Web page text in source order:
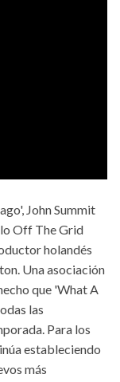
John Summit
Off The Grid
holandés
Una asociación
que 'What A
las
Para los
estableciendo
más